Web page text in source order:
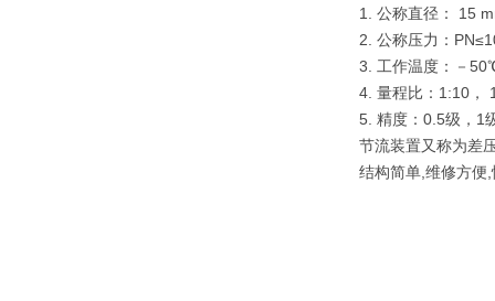
1. 公称直径： 15
2. 公称压力：
3. 工作温度：－
4. 量程比：1:10，
5. 精度：0.5级，1
节流装置又称为差
结构简单,维修方便